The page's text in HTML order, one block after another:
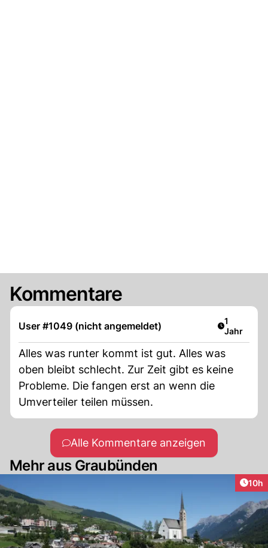
Kommentare
User #1049 (nicht angemeldet) Artikel
1
Jahr
Alles was runter kommt ist gut. Alles was
oben bleibt schlecht. Zur Zeit gibt es keine
Probleme. Die fangen erst an wenn die
Umverteiler teilen müssen.
Alle Kommentare anzeigen
Mehr aus Graubünden
10h